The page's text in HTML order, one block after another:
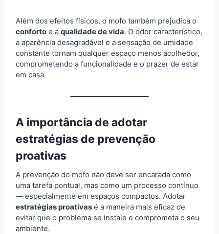
Além dos efeitos físicos, o mofo também prejudica o
conforto e a qualidade de vida. O odor característico,
a aparência desagradável e a sensação de umidade
constante tornam qualquer espaço menos acolhedor,
comprometendo a funcionalidade e o prazer de estar
em casa.
A importância de adotar
estratégias de prevenção
proativas
A prevenção do mofo não deve ser encarada como
uma tarefa pontual, mas como um processo contínuo
— especialmente em espaços compactos. Adotar
estratégias proativas é a maneira mais eficaz de
evitar que o problema se instale e comprometa o seu
ambiente.